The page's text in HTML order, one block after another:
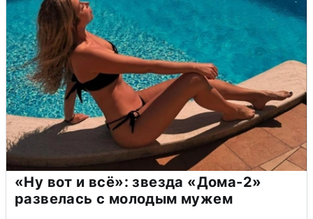
«Ну вот и всё»: звезда «Дома-2»
развелась с молодым мужем